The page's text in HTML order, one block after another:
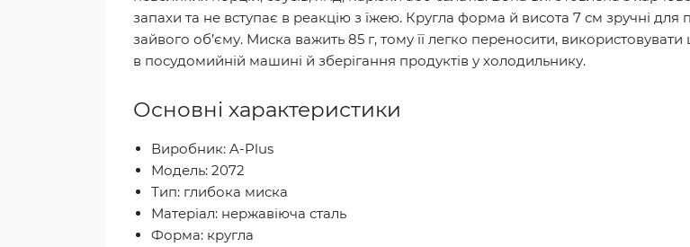
запахи та не вступає в реакцію з їжею. Кругла форма й висота 7 см зручні для
зайвого об’єму. Миска важить 85 г, тому її легко переносити,
в посудомийній машині й зберігання продуктів у холодильнику.
Основні характеристики
Виробник: A-Plus
Модель: 2072
Тип: глибока миска
Матеріал: нержавіюча сталь
Форма: кругла